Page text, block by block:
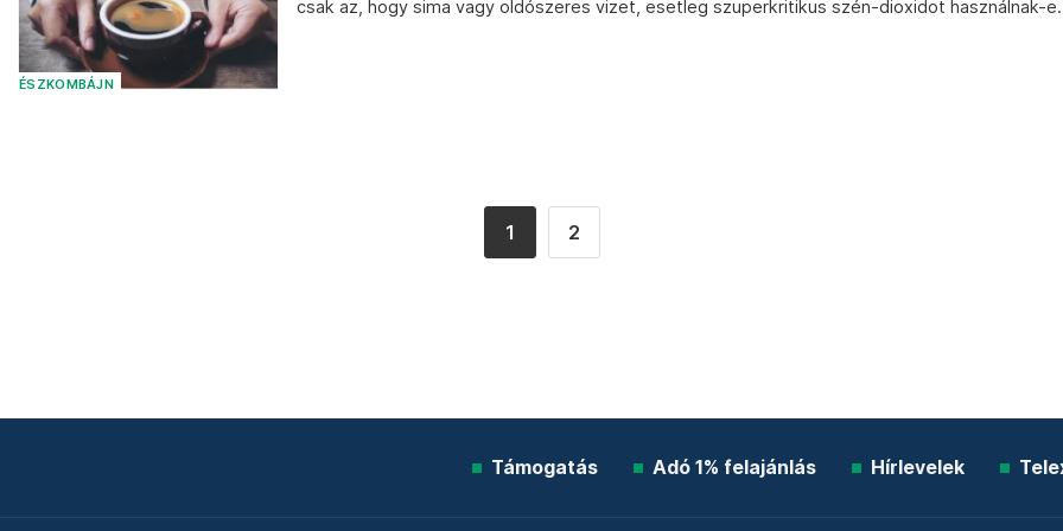
ÉSZKOMBÁJN
csak az, hogy sima vagy oldószeres vizet, esetleg szuperkritikus szén-dioxidot használnak-e.
1 2
Támogatás Adó 1% felajánlás Hírlevelek